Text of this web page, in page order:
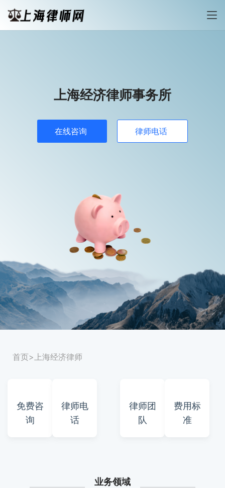
上海经济律师事务所
在线咨询 律师电话
首页>上海经济律师
免费咨
询
律师电
话
律师团
队
费用标
准
业务领域